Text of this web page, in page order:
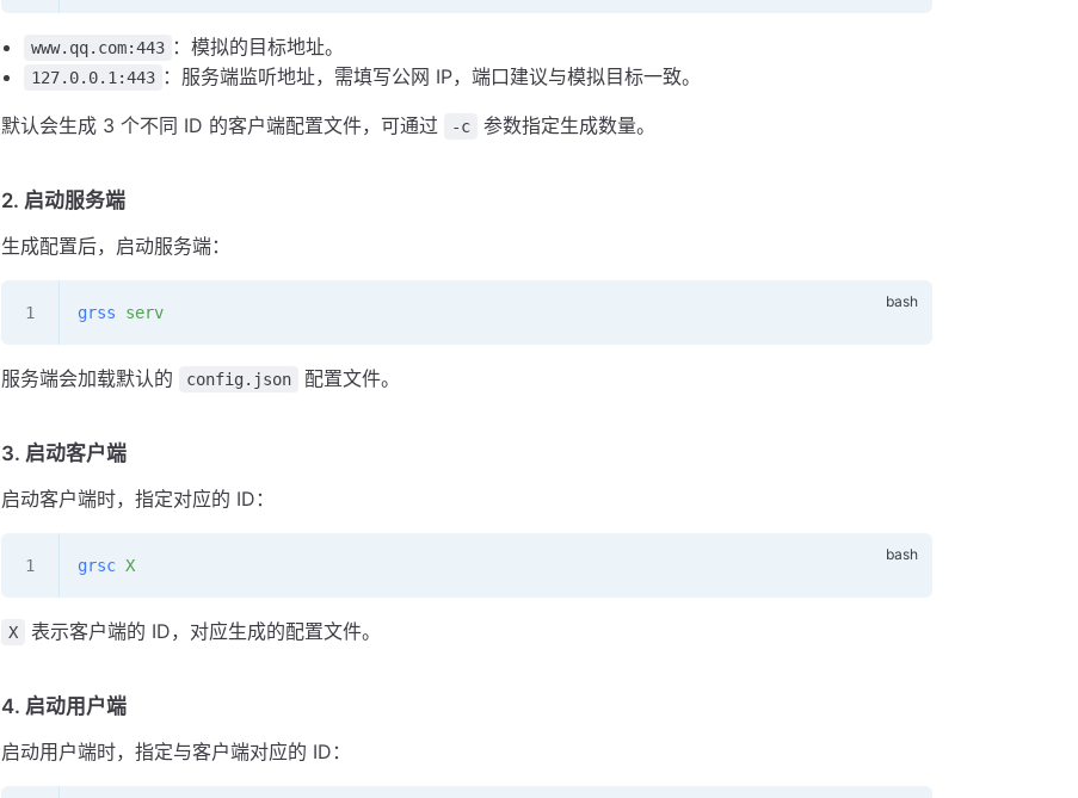
www.qq.com:443 ：模拟的目标地址。
127.0.0.1:443 ：服务端监听地址，需填写公网 IP，端口建议与模拟目标一致。
默认会生成 3 个不同 ID 的客户端配置文件，可通过 -c 参数指定生成数量。
2. 启动服务端
生成配置后，启动服务端：
grss serv
服务端会加载默认的 config.json 配置文件。
3. 启动客户端
启动客户端时，指定对应的 ID：
grsc X
X 表示客户端的 ID，对应生成的配置文件。
4. 启动用户端
启动用户端时，指定与客户端对应的 ID：